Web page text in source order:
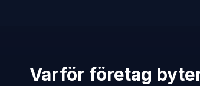
Varför företag